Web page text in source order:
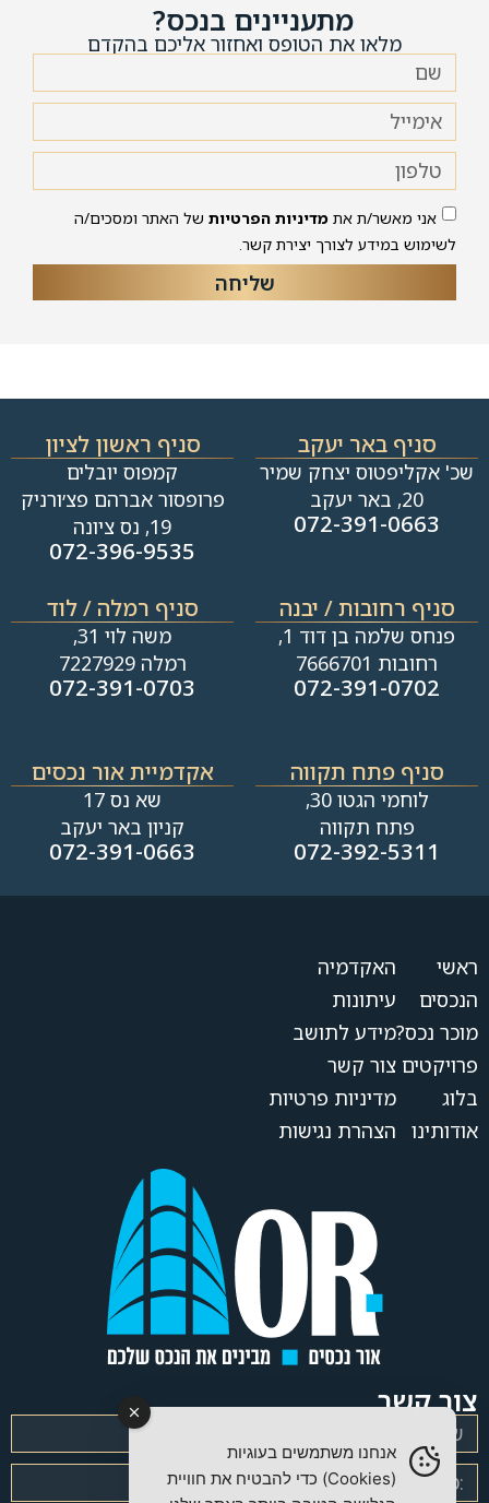
מתעניינים בנכס?
מלאו את הטופס ואחזור אליכם בהקדם
אני מאשר/ת את מדיניות הפרטיות של האתר ומסכים/ה
לשימוש במידע לצורך יצירת קשר.
שליחה
סניף באר יעקב
שכ' אקליפטוס יצחק שמיר
20, באר יעקב
072-391-0663
סניף ראשון לציון
קמפוס יובלים
פרופסור אברהם פצ׳ורניק
19, נס ציונה
072-396-9535
סניף רחובות / יבנה​
פנחס שלמה בן דוד 1,
רחובות 7666701
072-391-0702
סניף רמלה / לוד
משה לוי 31,
רמלה 7227929
072-391-0703
סניף פתח תקווה
לוחמי הגטו 30,
פתח תקווה
072-392-5311
אקדמיית אור נכסים
שא נס 17
קניון באר יעקב
072-391-0663
ראשי
הנכסים
מוכר נכס?
פרויקטים
בלוג
אודותינו
האקדמיה
עיתונות
מידע לתושב
צור קשר
מדיניות פרטיות
הצהרת נגישות
צור קשר
אנחנו משתמשים בעוגיות
(Cookies) כדי להבטיח את חוויית